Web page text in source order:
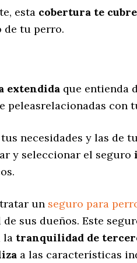
esta cobertura te
tu perro.
extendida que entienda
peleasrelacionadas con
necesidades y las de
y seleccionar el seguro
un seguro para
sus dueños. Este
la tranquilidad de
a las características